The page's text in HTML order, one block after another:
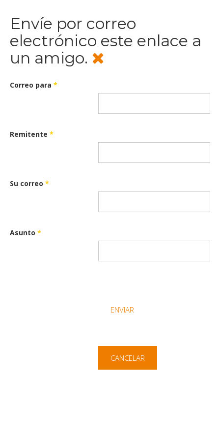
Envíe por correo
electrónico este enlace a
un amigo.
Correo para *
Remitente *
Su correo *
Asunto *
ENVIAR
CANCELAR